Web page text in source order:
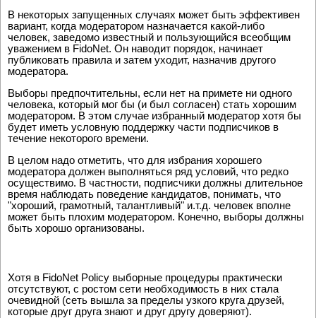
В некоторых запущенных случаях может быть эффективен
вариант, когда модератором назначается какой-либо
человек, заведомо известный и пользующийся всеобщим
уважением в FidoNet. Он наводит порядок, начинает
публиковать правила и затем уходит, назначив другого
модератора.
Выборы предпочтительны, если нет на примете ни одного
человека, который мог бы (и был согласен) стать хорошим
модератором. В этом случае избранный модератор хотя бы
будет иметь условную поддержку части подписчиков в
течение некоторого времени.
В целом надо отметить, что для избрания хорошего
модератора должен выполняться ряд условий, что редко
осуществимо. В частности, подписчики должны длительное
время наблюдать поведение кандидатов, понимать, что
"хороший, грамотный, талантливый" и.т.д. человек вполне
может быть плохим модератором. Конечно, выборы должны
быть хорошо организованы.
Хотя в FidoNet Policy выборные процедуры практически
отсутствуют, с ростом сети необходимость в них стала
очевидной (сеть вышла за пределы узкого круга друзей,
которые друг друга знают и друг другу доверяют).